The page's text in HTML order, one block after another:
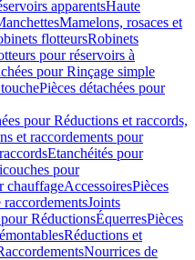
apparentsHaute
Mamelons, rosaces et
flotteursRobinets
pour réservoirs à
pour Rinçage simple
Pièces détachées pour
pour Réductions et raccords,
et raccordements pour
Etanchéités pour
pour
chauffageAccessoiresPièces
Joints
RéductionsÉquerresPièces
Réductions et
Nourrices de